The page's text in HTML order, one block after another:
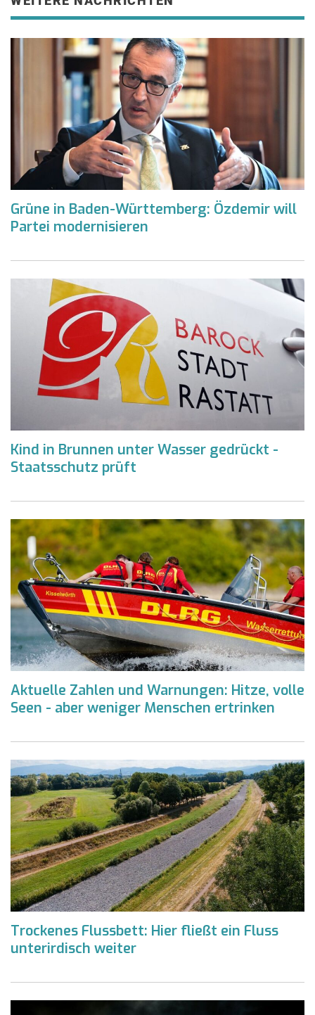
Grüne in Baden-Württemberg: Özdemir will
Partei modernisieren
Kind in Brunnen unter Wasser gedrückt -
Staatsschutz prüft
Aktuelle Zahlen und Warnungen: Hitze, volle
Seen - aber weniger Menschen ertrinken
Trockenes Flussbett: Hier fließt ein Fluss
unterirdisch weiter